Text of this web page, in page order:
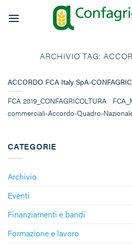
ARCHIVIO TAG:
CATEGORIE
Archivio
Eventi
Finanziamenti e bandi
Formazione e lavoro
ACCORDO FCA Italy SpA-
FCA 2019_CONFAGRICOLTURA
commerciali-Accordo-Quadro-